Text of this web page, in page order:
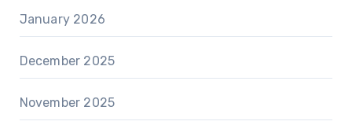
January 2026
December 2025
November 2025